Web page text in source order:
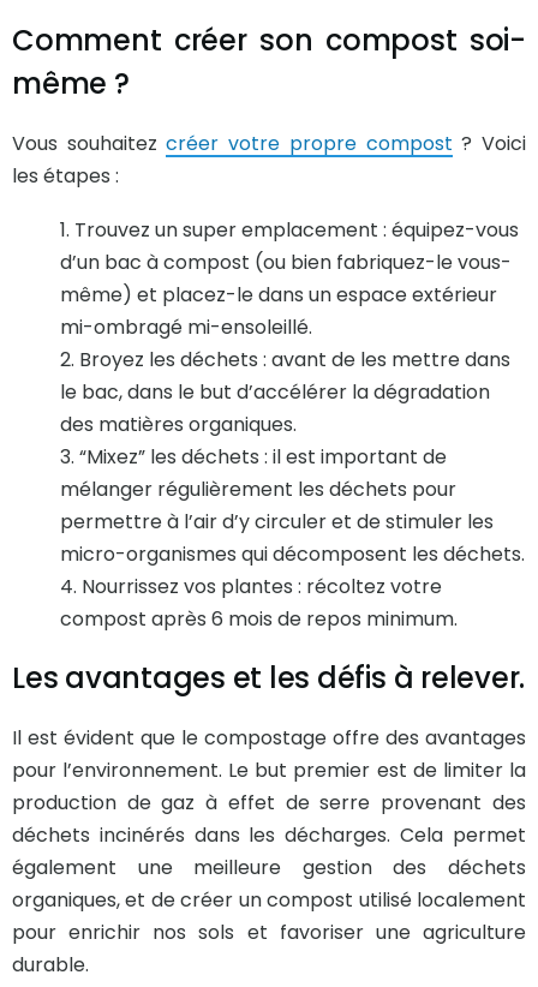
Comment créer son compost soi-
même ?
Vous souhaitezcréer votre propre compost ? Voici
les étapes :
Trouvez un super emplacement : équipez-vous
d’un bac à compost (ou bien fabriquez-le vous-
même) et placez-le dans un espace extérieur
mi-ombragé mi-ensoleillé.
Broyez les déchets : avant de les mettre dans
le bac, dans le but d’accélérer la dégradation
des matières organiques.
“Mixez” les déchets : il est important de
mélanger régulièrement les déchets pour
permettre à l’air d’y circuler et de stimuler les
micro-organismes qui décomposent les déchets.
Nourrissez vos plantes : récoltez votre
compost après 6 mois de repos minimum.
Les avantages et les défis à relever.
Il est évident que le compostage offre des avantages
pour l’environnement. Le but premier est de limiter la
production de gaz à effet de serre provenant des
déchets incinérés dans les décharges. Cela permet
également une meilleure gestion des déchets
organiques, et de créer un compost utilisé localement
pour enrichir nos sols et favoriser une agriculture
durable.